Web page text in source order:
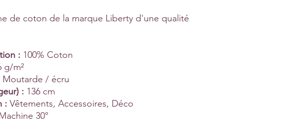
de coton de la marque Liberty d'une qualité
: 100% Coton
g/m²
Moutarde / écru
: 136 cm
: Vêtements, Accessoires, Déco
30°